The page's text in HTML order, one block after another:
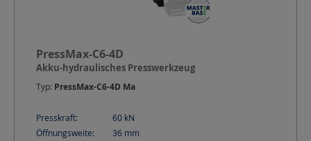
PressMax-C6-4D
Akku-hydraulisches Presswerkzeug
Typ: PressMax-C6-4D Ma
Presskraft: 60 kN
Öffnungsweite:
36 mm